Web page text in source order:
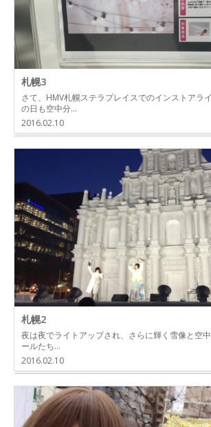
札幌3
さて、HMV札幌ステラプレイスでのインストアラ
の日も空中分…
2016.02.10
札幌2
夜は夜でライトアップされ、さらに輝く雪像と空
ールたち…
2016.02.10